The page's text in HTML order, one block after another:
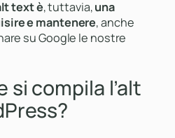
text è, tuttavia,una
e mantenere, anche
su Google le nostre
si compila l’alt